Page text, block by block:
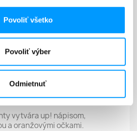
Povoliť všetko
Povoliť výber
Odmietnuť
produktu
je vyrobená z
vytvára up! nápisom,
a oranžovými očkami.